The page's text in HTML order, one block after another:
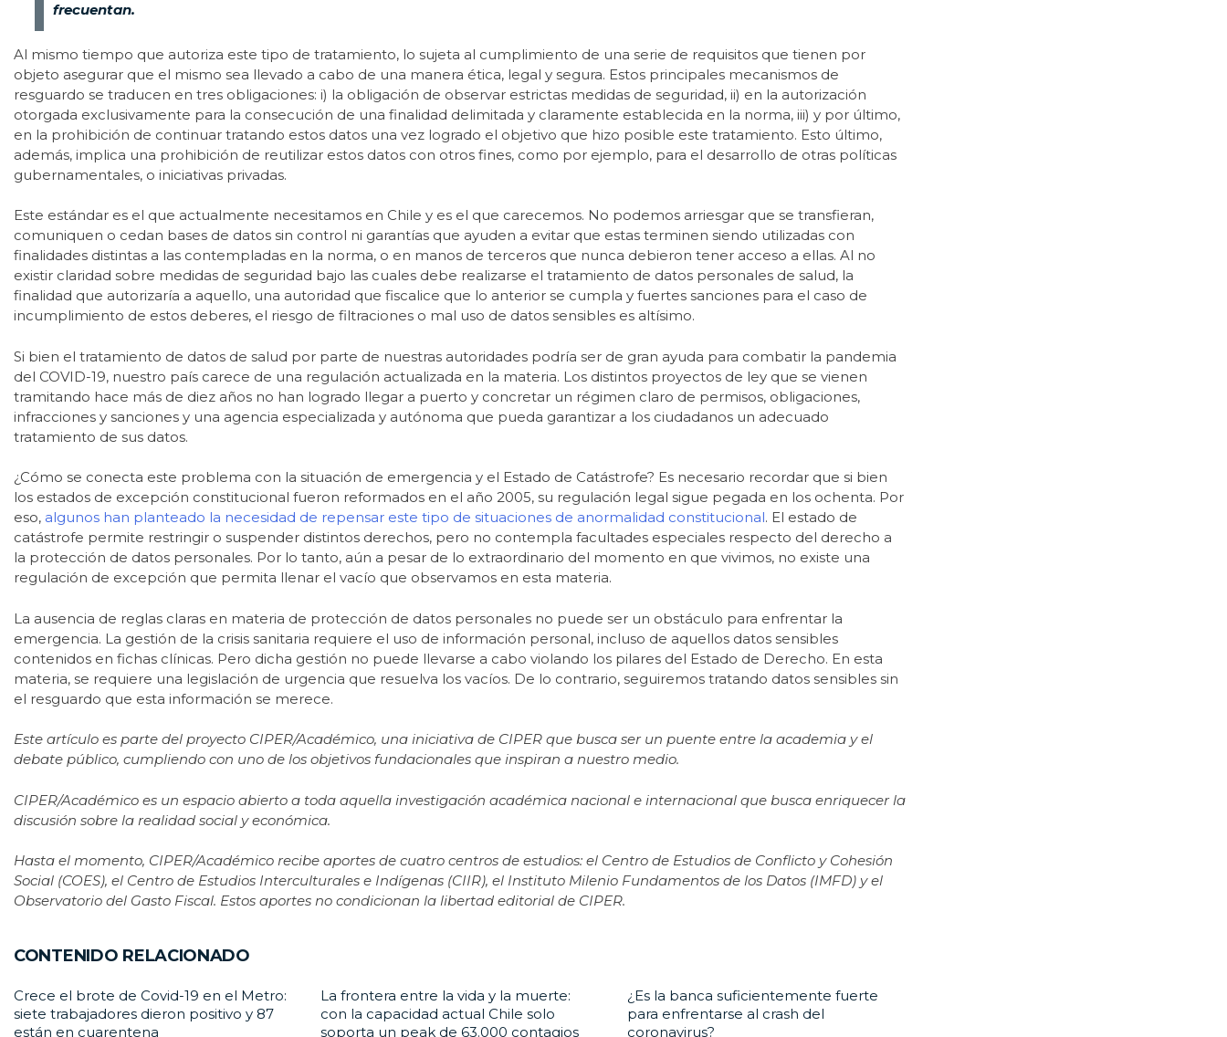
frecuentan.
Al mismo tiempo que autoriza este tipo de tratamiento, lo sujeta al cumplimiento de una serie de requisitos que tienen por
objeto asegurar que el mismo sea llevado a cabo de una manera ética, legal y segura. Estos principales mecanismos de
resguardo se traducen en tres obligaciones: i) la obligación de observar estrictas medidas de seguridad, ii) en la autorización
otorgada exclusivamente para la consecución de una finalidad delimitada y claramente establecida en la norma, iii) y por último,
en la prohibición de continuar tratando estos datos una vez logrado el objetivo que hizo posible este tratamiento. Esto último,
además, implica una prohibición de reutilizar estos datos con otros fines, como por ejemplo, para el desarrollo de otras políticas
gubernamentales, o iniciativas privadas.
Este estándar es el que actualmente necesitamos en Chile y es el que carecemos. No podemos arriesgar que se transfieran,
comuniquen o cedan bases de datos sin control ni garantías que ayuden a evitar que estas terminen siendo utilizadas con
finalidades distintas a las contempladas en la norma, o en manos de terceros que nunca debieron tener acceso a ellas. Al no
existir claridad sobre medidas de seguridad bajo las cuales debe realizarse el tratamiento de datos personales de salud, la
finalidad que autorizaría a aquello, una autoridad que fiscalice que lo anterior se cumpla y fuertes sanciones para el caso de
incumplimiento de estos deberes, el riesgo de filtraciones o mal uso de datos sensibles es altísimo.
Si bien el tratamiento de datos de salud por parte de nuestras autoridades podría ser de gran ayuda para combatir la pandemia
del COVID-19, nuestro país carece de una regulación actualizada en la materia. Los distintos proyectos de ley que se vienen
tramitando hace más de diez años no han logrado llegar a puerto y concretar un régimen claro de permisos, obligaciones,
infracciones y sanciones y una agencia especializada y autónoma que pueda garantizar a los ciudadanos un adecuado
tratamiento de sus datos.
¿Cómo se conecta este problema con la situación de emergencia y el Estado de Catástrofe? Es necesario recordar que si bien
los estados de excepción constitucional fueron reformados en el año 2005, su regulación legal sigue pegada en los ochenta. Por
eso, algunos han planteado la necesidad de repensar este tipo de situaciones de anormalidad constitucional. El estado de
catástrofe permite restringir o suspender distintos derechos, pero no contempla facultades especiales respecto del derecho a
la protección de datos personales. Por lo tanto, aún a pesar de lo extraordinario del momento en que vivimos, no existe una
regulación de excepción que permita llenar el vacío que observamos en esta materia.
La ausencia de reglas claras en materia de protección de datos personales no puede ser un obstáculo para enfrentar la
emergencia. La gestión de la crisis sanitaria requiere el uso de información personal, incluso de aquellos datos sensibles
contenidos en fichas clínicas. Pero dicha gestión no puede llevarse a cabo violando los pilares del Estado de Derecho. En esta
materia, se requiere una legislación de urgencia que resuelva los vacíos. De lo contrario, seguiremos tratando datos sensibles sin
el resguardo que esta información se merece.
Este artículo es parte del proyecto CIPER/Académico, una iniciativa de CIPER que busca ser un puente entre la academia y el
debate público, cumpliendo con uno de los objetivos fundacionales que inspiran a nuestro medio.
CIPER/Académico es un espacio abierto a toda aquella investigación académica nacional e internacional que busca enriquecer la
discusión sobre la realidad social y económica.
Hasta el momento, CIPER/Académico recibe aportes de cuatro centros de estudios: el Centro de Estudios de Conflicto y Cohesión
Social (COES), el Centro de Estudios Interculturales e Indígenas (CIIR), el Instituto Milenio Fundamentos de los Datos (IMFD) y el
Observatorio del Gasto Fiscal. Estos aportes no condicionan la libertad editorial de CIPER.
CONTENIDO RELACIONADO
Crece el brote de Covid-19 en el Metro:
siete trabajadores dieron positivo y 87
están en cuarentena
La frontera entre la vida y la muerte:
con la capacidad actual Chile solo
soporta un peak de 63.000 contagios
¿Es la banca suficientemente fuerte
para enfrentarse al crash del
coronavirus?